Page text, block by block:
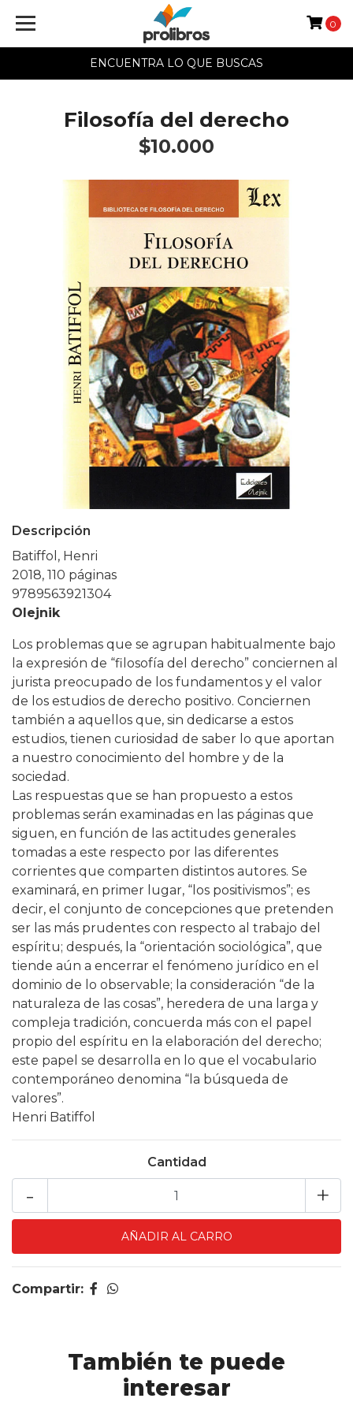
ENCUENTRA LO QUE BUSCAS
0
Filosofía del derecho
$10.000
Descripción
Batiffol, Henri
2018, 110 páginas
9789563921304
Olejnik
Los problemas que se agrupan habitualmente bajo
la expresión de “filosofía del derecho” conciernen al
jurista preocupado de los fundamentos y el valor
de los estudios de derecho positivo. Conciernen
también a aquellos que, sin dedicarse a estos
estudios, tienen curiosidad de saber lo que aportan
a nuestro conocimiento del hombre y de la
sociedad.
Las respuestas que se han propuesto a estos
problemas serán examinadas en las páginas que
siguen, en función de las actitudes generales
tomadas a este respecto por las diferentes
corrientes que comparten distintos autores. Se
examinará, en primer lugar, “los positivismos”; es
decir, el conjunto de concepciones que pretenden
ser las más prudentes con respecto al trabajo del
espíritu; después, la “orientación sociológica”, que
tiende aún a encerrar el fenómeno jurídico en el
dominio de lo observable; la consideración “de la
naturaleza de las cosas”, heredera de una larga y
compleja tradición, concuerda más con el papel
propio del espíritu en la elaboración del derecho;
este papel se desarrolla en lo que el vocabulario
contemporáneo denomina “la búsqueda de
valores”.
Henri Batiffol
Cantidad
+
-
Compartir:
También te puede
interesar